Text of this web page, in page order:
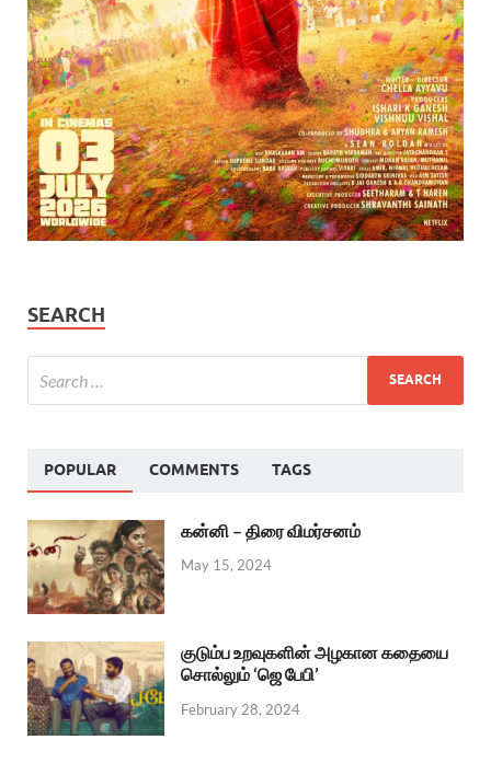
SEARCH
POPULAR COMMENTS TAGS
கன்னி – திரை விமர்சனம்
May 15, 2024
குடும்ப உறவுகளின் அழகான கதையை
சொல்லும் ‘ஜெ பேபி’
February 28, 2024